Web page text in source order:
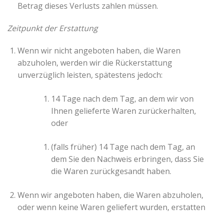
Betrag dieses Verlusts zahlen müssen.
Zeitpunkt der Erstattung
Wenn wir nicht angeboten haben, die Waren
abzuholen, werden wir die Rückerstattung
unverzüglich leisten, spätestens jedoch:
14 Tage nach dem Tag, an dem wir von
Ihnen gelieferte Waren zurückerhalten,
oder
(falls früher) 14 Tage nach dem Tag, an
dem Sie den Nachweis erbringen, dass Sie
die Waren zurückgesandt haben.
Wenn wir angeboten haben, die Waren abzuholen,
oder wenn keine Waren geliefert wurden, erstatten